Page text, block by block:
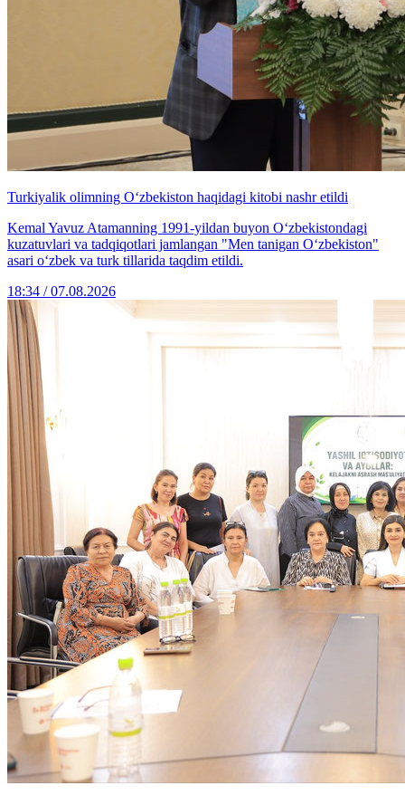
Turkiyalik olimning O‘zbekiston haqidagi kitobi nashr etildi
Kemal Yavuz Atamanning 1991-yildan buyon O‘zbekistondagi
kuzatuvlari va tadqiqotlari jamlangan "Men tanigan O‘zbekiston"
asari o‘zbek va turk tillarida taqdim etildi.
18:34 / 07.08.2026